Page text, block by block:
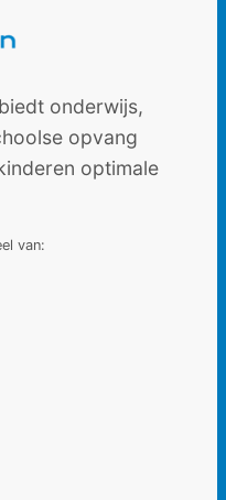
onderwijs,
opvang
optimale
van: